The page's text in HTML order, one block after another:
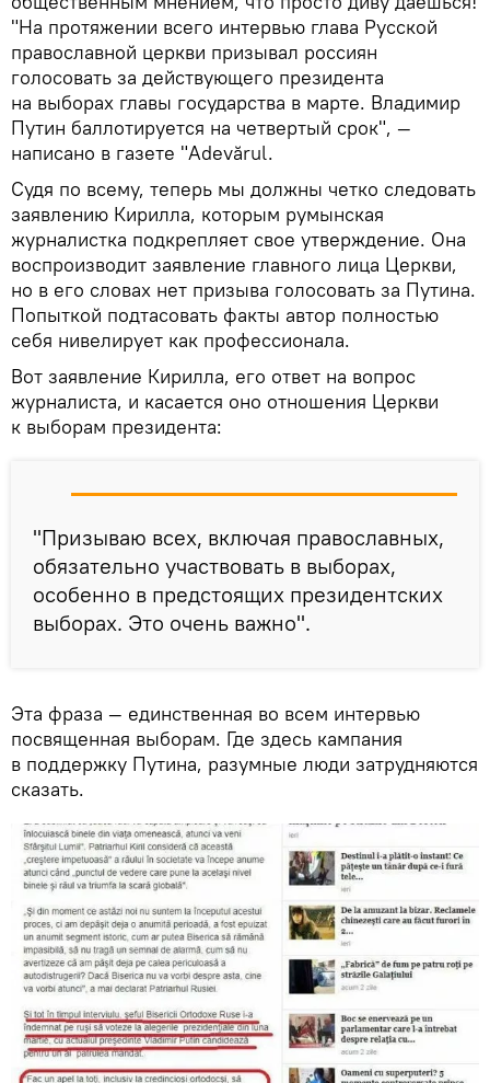
"На протяжении всего интервью глава Русской
православной церкви призывал россиян
голосовать за действующего президента
на выборах главы государства в марте. Владимир
Путин баллотируется на четвертый срок", —
написано в газете "Adevărul.
Судя по всему, теперь мы должны четко следовать
заявлению Кирилла, которым румынская
журналистка подкрепляет свое утверждение. Она
воспроизводит заявление главного лица Церкви,
но в его словах нет призыва голосовать за Путина.
Попыткой подтасовать факты автор полностью
себя нивелирует как профессионала.
Вот заявление Кирилла, его ответ на вопрос
журналиста, и касается оно отношения Церкви
к выборам президента:
"Призываю всех, включая православных,
обязательно участвовать в выборах,
особенно в предстоящих президентских
выборах. Это очень важно".
Эта фраза — единственная во всем интервью
посвященная выборам. Где здесь кампания
в поддержку Путина, разумные люди затрудняются
сказать.